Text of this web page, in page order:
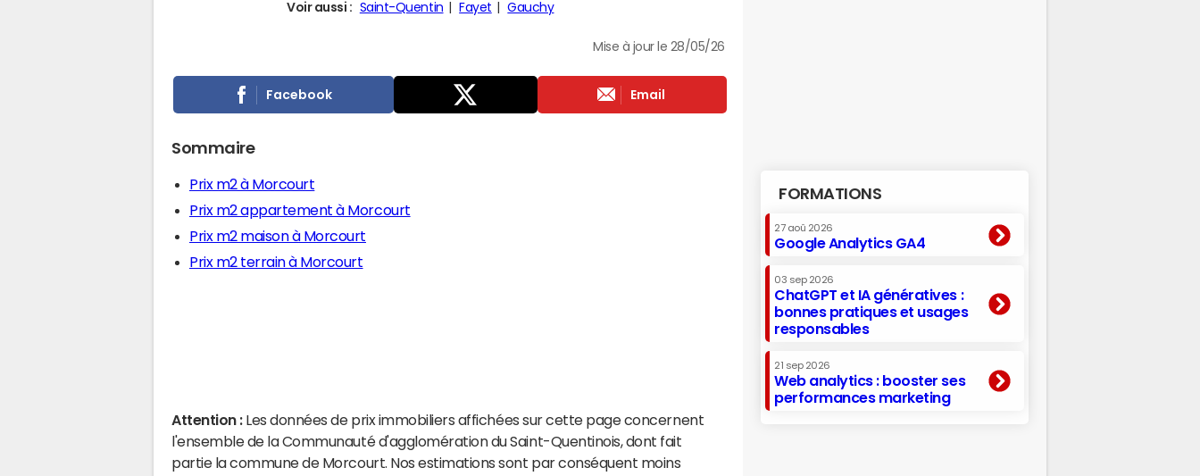
Voir aussi : Saint-Quentin Fayet Gauchy
Mise à jour le 28/05/26
Facebook Email
Sommaire
Prix m2 à Morcourt
Prix m2 appartement à Morcourt
Prix m2 maison à Morcourt
Prix m2 terrain à Morcourt
Attention : Les données de prix immobiliers affichées sur cette page concernent
l'ensemble de la Communauté d'agglomération du Saint-Quentinois, dont fait
partie la commune de Morcourt. Nos estimations sont par conséquent moins
FORMATIONS
27 aoû 2026
Google Analytics GA4
03 sep 2026
ChatGPT et IA génératives :
bonnes pratiques et usages
responsables
21 sep 2026
Web analytics : booster ses
performances marketing